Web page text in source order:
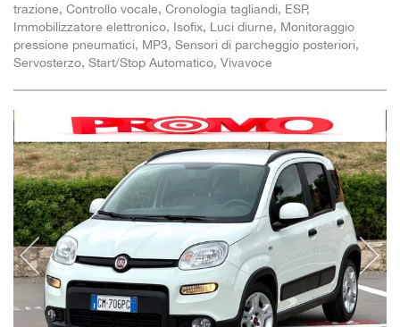
trazione, Controllo vocale, Cronologia tagliandi, ESP,
Immobilizzatore elettronico, Isofix, Luci diurne, Monitoraggio
pressione pneumatici, MP3, Sensori di parcheggio posteriori,
Servosterzo, Start/Stop Automatico, Vivavoce